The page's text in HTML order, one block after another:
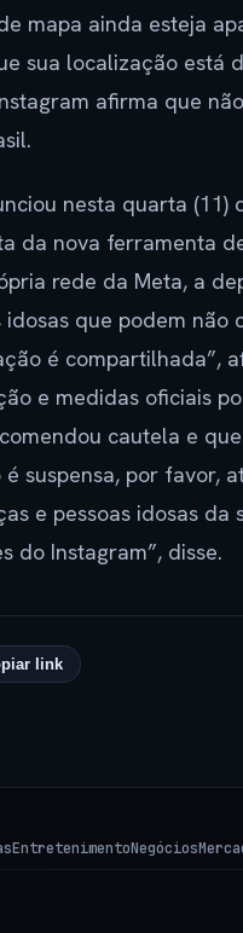
mapa ainda esteja
sua localização está
afirma que
nesta quarta (11)
da nova ferramenta
rede da Meta, a
que podem não
é compartilhada”,
e medidas oficiais
cautela e
suspensa, por favor,
e pessoas idosas da
do Instagram”, disse.
link
EntretenimentoNegócios